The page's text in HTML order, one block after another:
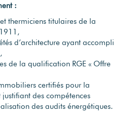
:
thermiciens titulaires de la
d’architecture ayant accompli
de la qualification RGE « Offre
certifiés pour la
des compétences
des audits énergétiques.